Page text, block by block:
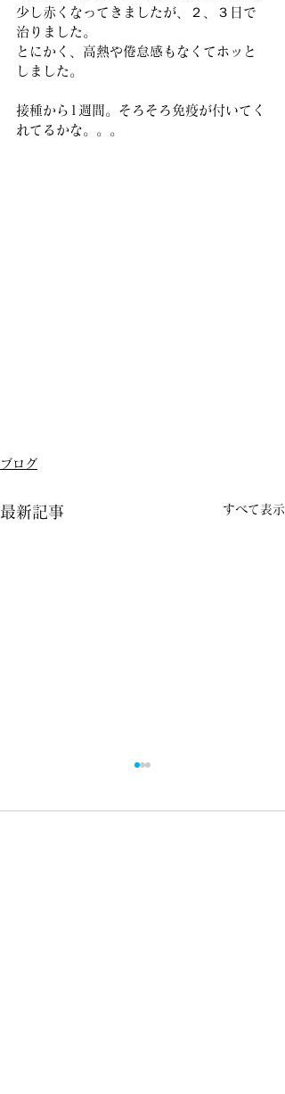
少し赤くなってきましたが、２、３日で
治りました。
とにかく、高熱や倦怠感もなくてホッと
しました。
接種から1週間。そろそろ免疫が付いてく
れてるかな。。。
ブログ
最新記事 すべて表示